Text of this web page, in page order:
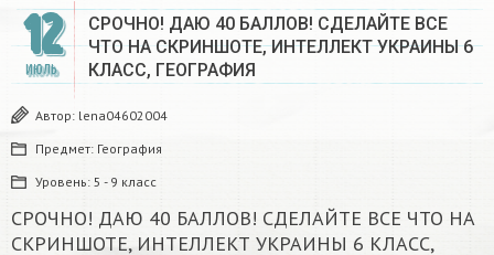
12
ИЮЛЬ
СРОЧНО! ДАЮ 40 БАЛЛОВ! СДЕЛАЙТЕ ВСЕ
ЧТО НА СКРИНШОТЕ, ИНТЕЛЛЕКТ УКРАИНЫ 6
КЛАСС, ГЕОГРАФИЯ
Автор: lena04602004
Предмет: География
Уровень: 5 - 9 класс
СРОЧНО! ДАЮ 40 БАЛЛОВ! СДЕЛАЙТЕ ВСЕ ЧТО НА
СКРИНШОТЕ, ИНТЕЛЛЕКТ УКРАИНЫ 6 КЛАСС,